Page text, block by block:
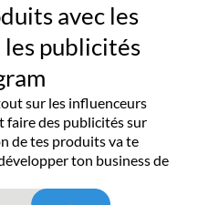
avec les
publicités
sur les influenceurs
faire des publicités sur
de tes produits va te
ton business de